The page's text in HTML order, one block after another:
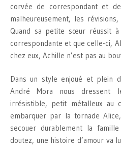
corvée de correspondant et
malheureusement, les
Quand sa petite sœur réussit
correspondante et que celle-ci,
chez eux, Achille n’est pas au
Dans un style enjoué et plein
André Mora nous dressent
irrésistible, petit métalleux au
embarquer par la tornade
secouer durablement la
doutez, une histoire d’amour va